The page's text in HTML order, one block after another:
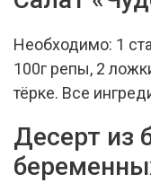
Необходимо: 1
100г репы, 2
тёрке. Все
Десерт из